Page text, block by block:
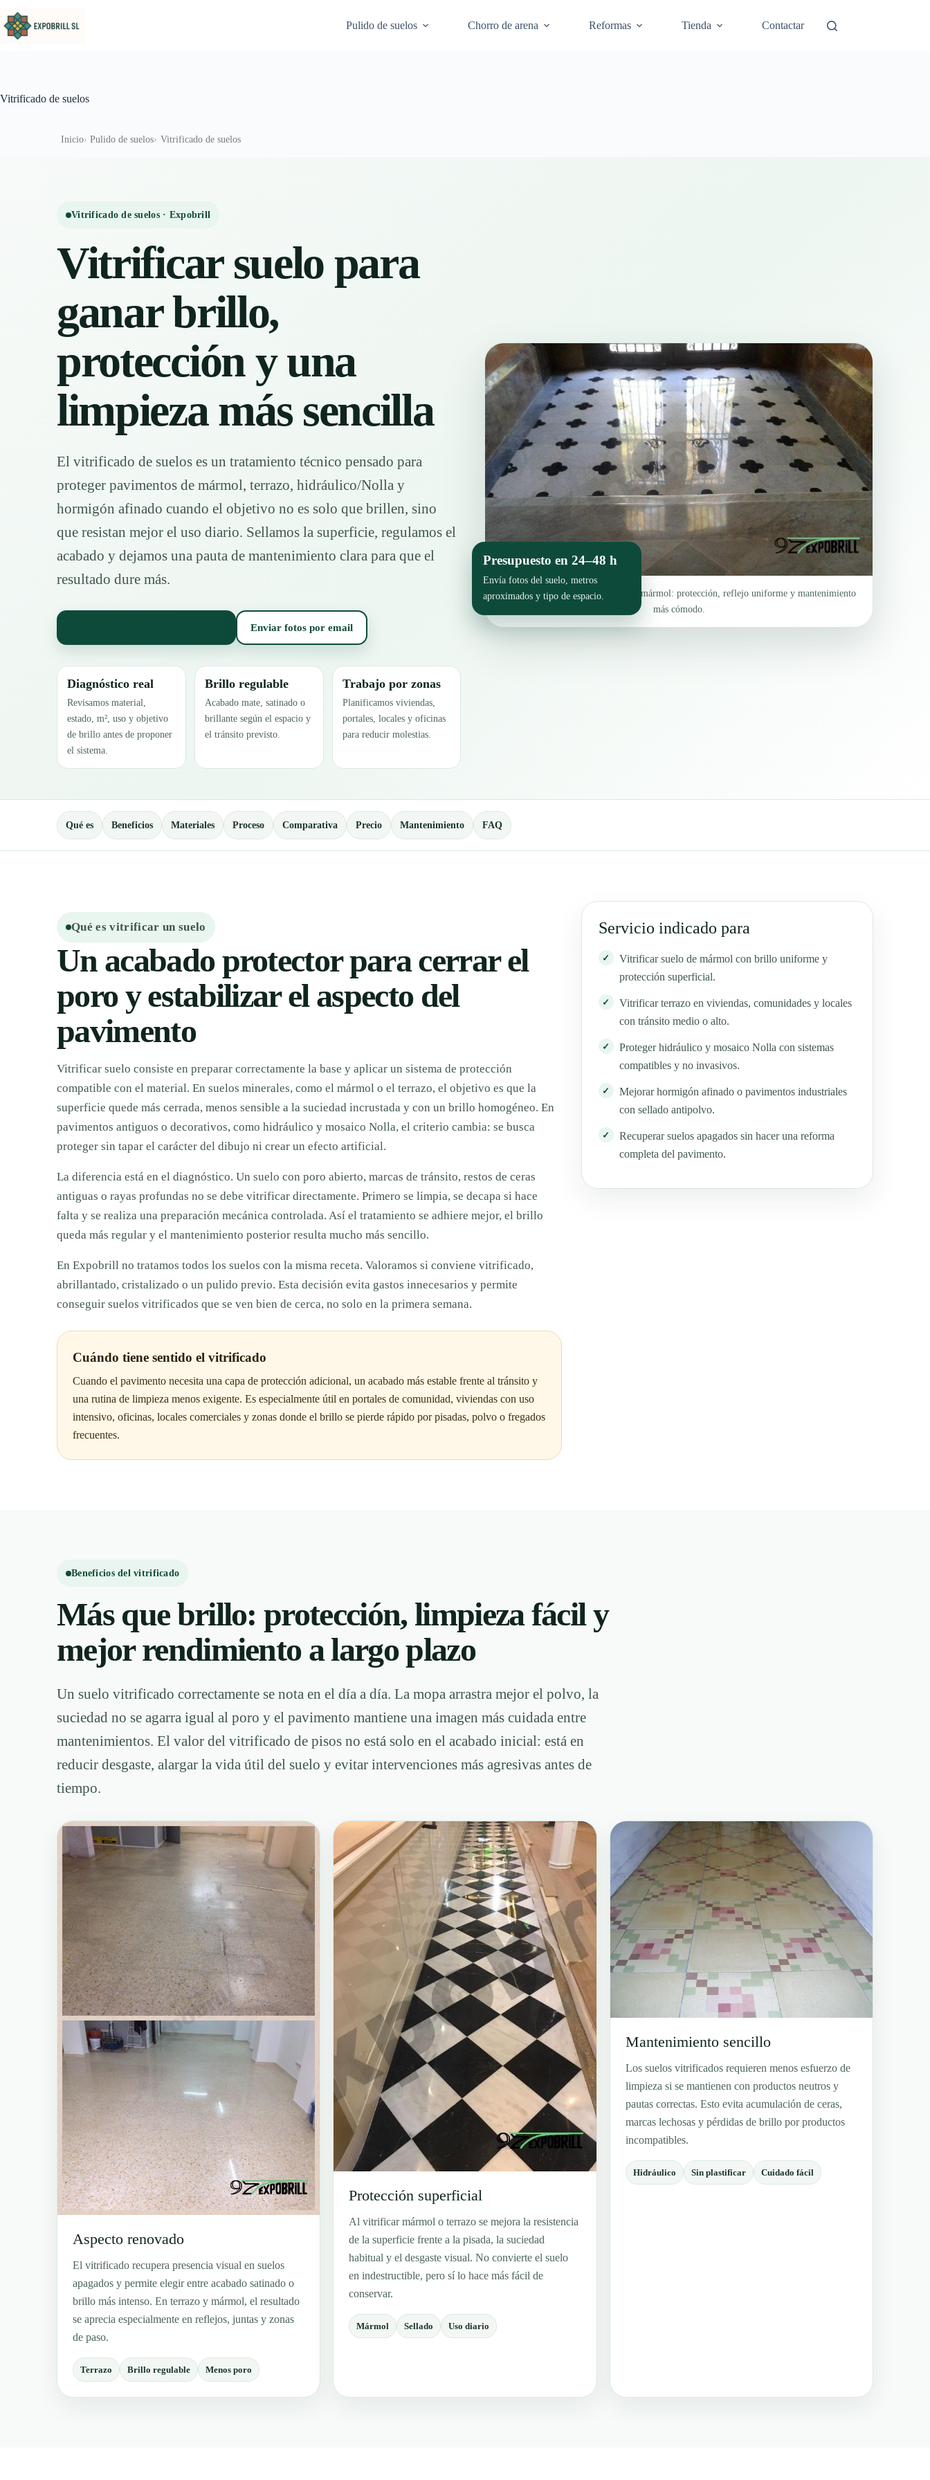
Pulido de suelos
Chorro de arena Reformas Tienda Contactar
Vitrificado de suelos
Inicio Pulido de suelos Vitrificado de suelos
Vitrificado de suelos · Expobrill
Vitrificar suelo para
ganar brillo,
protección y una
limpieza más sencilla
El vitrificado de suelos es un tratamiento técnico pensado para
proteger pavimentos de mármol, terrazo, hidráulico/Nolla y
hormigón afinado cuando el objetivo no es solo que brillen, sino
que resistan mejor el uso diario. Sellamos la superficie, regulamos el
acabado y dejamos una pauta de mantenimiento clara para que el
resultado dure más.
Enviar fotos por email
Diagnóstico real
Revisamos material,
estado, m², uso y objetivo
de brillo antes de proponer
el sistema.
Brillo regulable
Acabado mate, satinado o
brillante según el espacio y
el tránsito previsto.
Trabajo por zonas
Planificamos viviendas,
portales, locales y oficinas
para reducir molestias.
Acabado brillante en pavimento de mármol: protección, reflejo uniforme y mantenimiento
más cómodo.
Presupuesto en 24–48 h
Envía fotos del suelo, metros
aproximados y tipo de espacio.
Qué es Beneficios Materiales Proceso Comparativa Precio Mantenimiento FAQ
Qué es vitrificar un suelo
Un acabado protector para cerrar el
poro y estabilizar el aspecto del
pavimento
Vitrificar suelo consiste en preparar correctamente la base y aplicar un sistema de protección
compatible con el material. En suelos minerales, como el mármol o el terrazo, el objetivo es que la
superficie quede más cerrada, menos sensible a la suciedad incrustada y con un brillo homogéneo. En
pavimentos antiguos o decorativos, como hidráulico y mosaico Nolla, el criterio cambia: se busca
proteger sin tapar el carácter del dibujo ni crear un efecto artificial.
La diferencia está en el diagnóstico. Un suelo con poro abierto, marcas de tránsito, restos de ceras
antiguas o rayas profundas no se debe vitrificar directamente. Primero se limpia, se decapa si hace
falta y se realiza una preparación mecánica controlada. Así el tratamiento se adhiere mejor, el brillo
queda más regular y el mantenimiento posterior resulta mucho más sencillo.
En Expobrill no tratamos todos los suelos con la misma receta. Valoramos si conviene vitrificado,
abrillantado, cristalizado o un pulido previo. Esta decisión evita gastos innecesarios y permite
conseguir suelos vitrificados que se ven bien de cerca, no solo en la primera semana.
Cuándo tiene sentido el vitrificado
Cuando el pavimento necesita una capa de protección adicional, un acabado más estable frente al tránsito y
una rutina de limpieza menos exigente. Es especialmente útil en portales de comunidad, viviendas con uso
intensivo, oficinas, locales comerciales y zonas donde el brillo se pierde rápido por pisadas, polvo o fregados
frecuentes.
Servicio indicado para
Vitrificar suelo de mármol con brillo uniforme y
protección superficial.
Vitrificar terrazo en viviendas, comunidades y locales
con tránsito medio o alto.
Proteger hidráulico y mosaico Nolla con sistemas
compatibles y no invasivos.
Mejorar hormigón afinado o pavimentos industriales
con sellado antipolvo.
Recuperar suelos apagados sin hacer una reforma
completa del pavimento.
Beneficios del vitrificado
Más que brillo: protección, limpieza fácil y
mejor rendimiento a largo plazo
Un suelo vitrificado correctamente se nota en el día a día. La mopa arrastra mejor el polvo, la
suciedad no se agarra igual al poro y el pavimento mantiene una imagen más cuidada entre
mantenimientos. El valor del vitrificado de pisos no está solo en el acabado inicial: está en
reducir desgaste, alargar la vida útil del suelo y evitar intervenciones más agresivas antes de
tiempo.
Aspecto renovado
El vitrificado recupera presencia visual en suelos
apagados y permite elegir entre acabado satinado o
brillo más intenso. En terrazo y mármol, el resultado
se aprecia especialmente en reflejos, juntas y zonas
de paso.
Terrazo Brillo regulable Menos poro
Protección superficial
Al vitrificar mármol o terrazo se mejora la resistencia
de la superficie frente a la pisada, la suciedad
habitual y el desgaste visual. No convierte el suelo
en indestructible, pero sí lo hace más fácil de
conservar.
Mármol Sellado Uso diario
Mantenimiento sencillo
Los suelos vitrificados requieren menos esfuerzo de
limpieza si se mantienen con productos neutros y
pautas correctas. Esto evita acumulación de ceras,
marcas lechosas y pérdidas de brillo por productos
incompatibles.
Hidráulico Sin plastificar Cuidado fácil